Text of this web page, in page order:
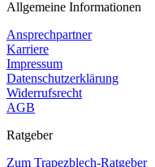
Allgemeine Informationen
Ansprechpartner
Karriere
Impressum
Datenschutzerklärung
Widerrufsrecht
AGB
Ratgeber
Zum Trapezblech-Ratgeber